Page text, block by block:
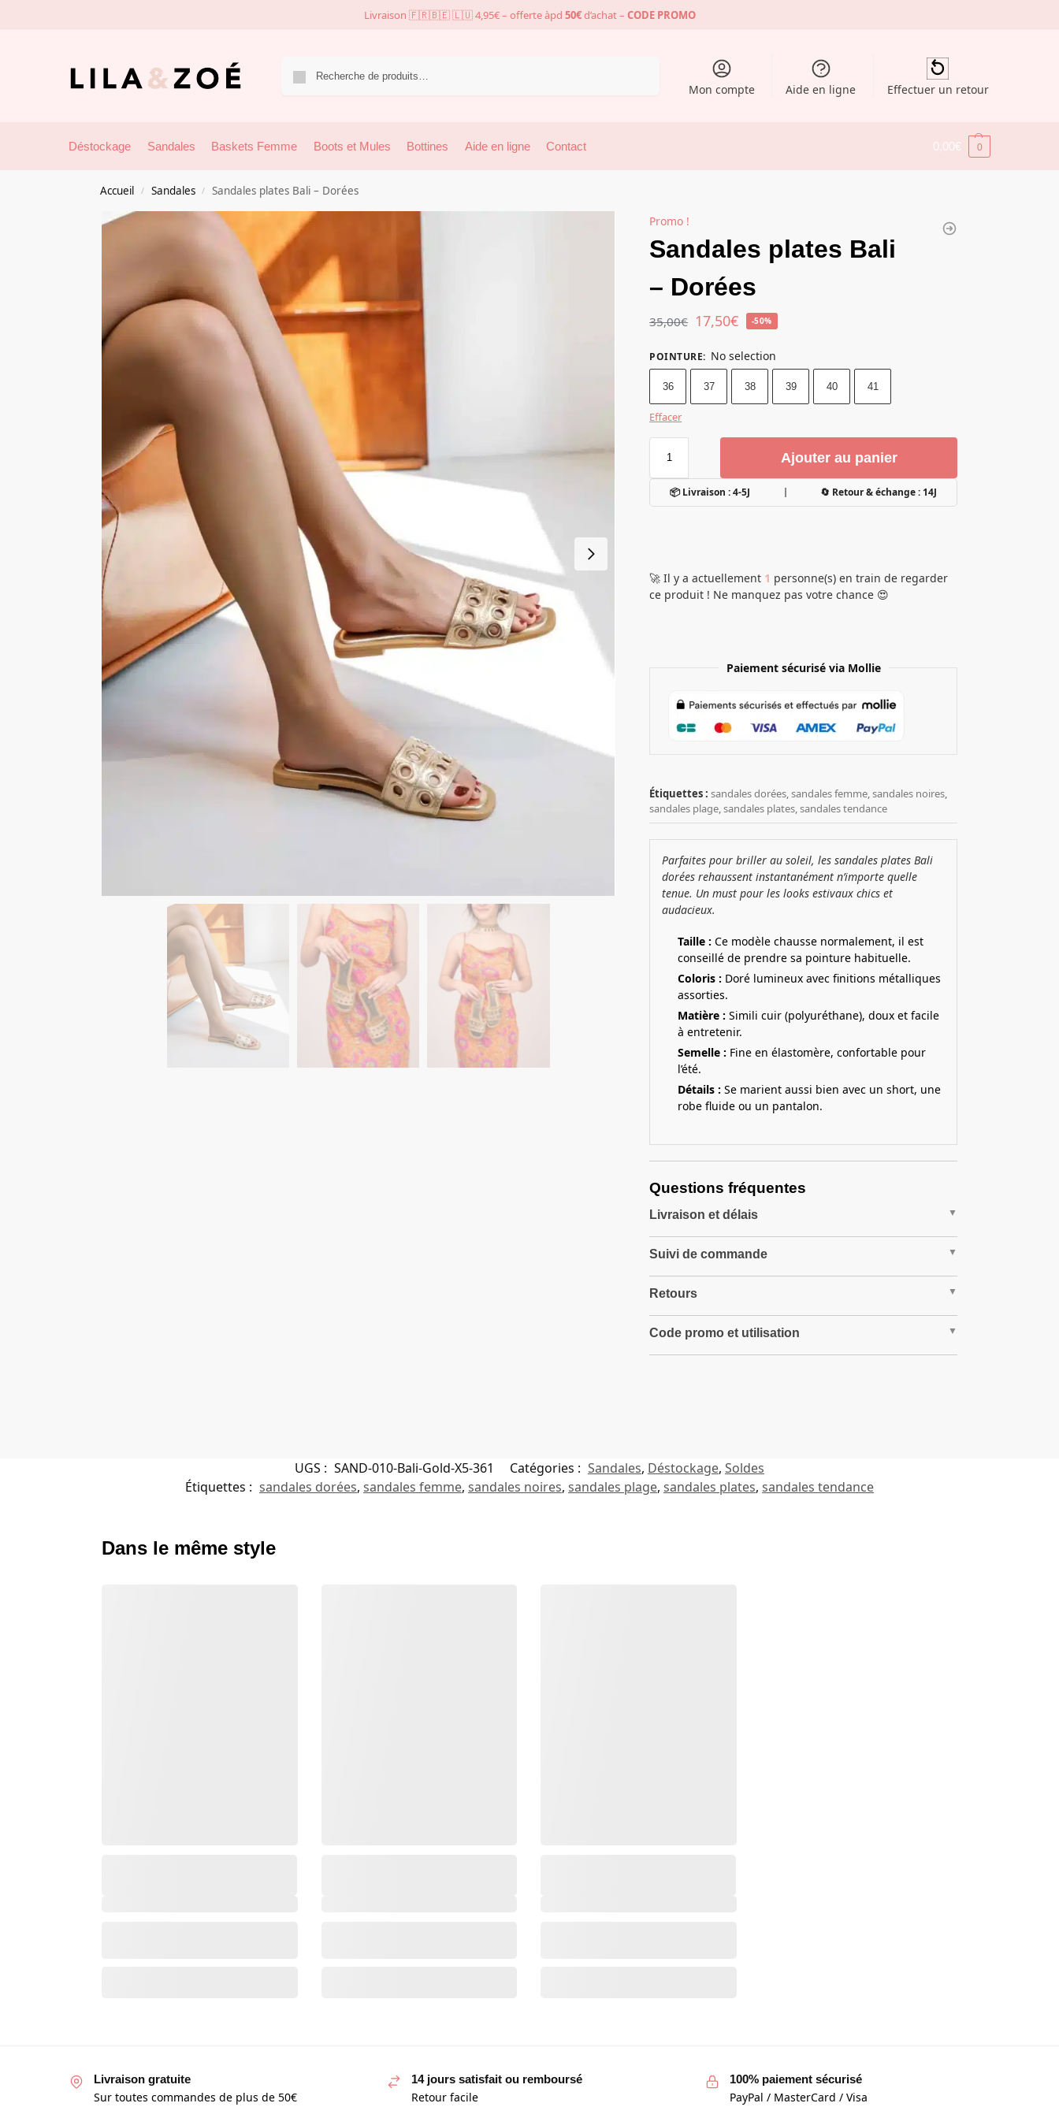
Livraison 🇫🇷🇧🇪 🇱🇺 4,95€ – offerte àpd 50€d’achat – CODE PROMO
Mon compte Aide en ligne Effectuer un retour
Déstockage Sandales Baskets Femme Boots et Mules Bottines Aide en ligne Contact 0,00€ 0
Accueil / Sandales / Sandales plates Bali – Dorées
Promo !
Sandales plates Bali
– Dorées
35,00€ 17,50€ -50%
POINTURE: No selection
36 37 38 39 40 41
Effacer
Ajouter au panier
📦 Livraison : 4-5J 🔄 Retour & échange : 14J
🚀 Il y a actuellement 1 personne(s) en train de regarder
ce produit ! Ne manquez pas votre chance 😍
Paiement sécurisé via Mollie
Étiquettes : sandales dorées ,sandales femme ,sandales noires
sandales plage ,sandales plates ,sandales tendance
Parfaites pour briller au soleil, les sandales plates Bali
dorées rehaussent instantanément n’importe quelle
tenue. Un must pour les looks estivaux chics et
audacieux.
Taille : Ce modèle chausse normalement, il est
conseillé de prendre sa pointure habituelle.
Coloris : Doré lumineux avec finitions métalliques
assorties.
Matière : Simili cuir (polyuréthane), doux et facile
à entretenir.
Semelle : Fine en élastomère, confortable pour
l’été.
Détails : Se marient aussi bien avec un short, une
robe fluide ou un pantalon.
Questions fréquentes
Livraison et délais
Suivi de commande
Retours
Code promo et utilisation
UGS : SAND-010-Bali-Gold-X5-361 Catégories : Sandales, Déstockage, Soldes
Étiquettes : sandales dorées, sandales femme, sandales noires, sandales plage, sandales plates, sandales tendance
Dans le même style
Livraison gratuite
Sur toutes commandes de plus de 50€
14 jours satisfait ou remboursé
Retour facile
100% paiement sécurisé
PayPal / MasterCard / Visa